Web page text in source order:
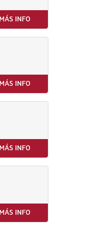
MÁS INFO
MÁS INFO
MÁS INFO
MÁS INFO